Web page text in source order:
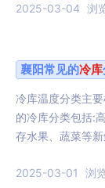
2025-03-04 浏
襄阳常见的冷库
冷库温度分类主
的冷库分类包括:
存水果、蔬菜等
2025-03-01 浏